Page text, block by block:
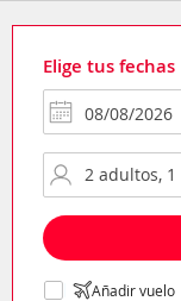
Elige tus fechas
Añadir vuelo